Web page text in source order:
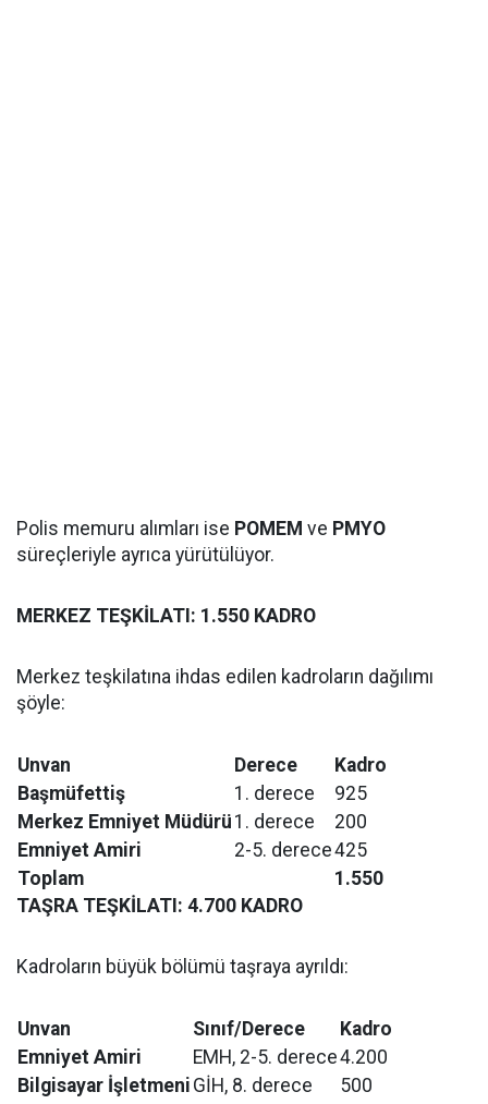
Polis memuru alımları ise POMEM ve PMYO
süreçleriyle ayrıca yürütülüyor.
MERKEZ TEŞKİLATI: 1.550 KADRO
Merkez teşkilatına ihdas edilen kadroların dağılımı
şöyle:
Unvan Derece
Kadro
Başmüfettiş
1. derece
925
Merkez Emniyet Müdürü 1. derece
200
Emniyet Amiri
2-5. derece425
Toplam
1.550
TAŞRA TEŞKİLATI: 4.700 KADRO
Kadroların büyük bölümü taşraya ayrıldı:
Unvan Sınıf/Derece
Kadro
Emniyet Amiri
EMH, 2-5. derece4.200
Bilgisayar İşletmeni GİH, 8. derece
500